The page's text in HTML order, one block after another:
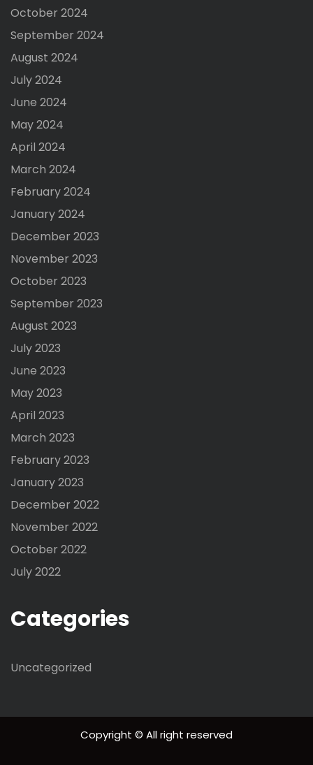
October 2024
September 2024
August 2024
July 2024
June 2024
May 2024
April 2024
March 2024
February 2024
January 2024
December 2023
November 2023
October 2023
September 2023
August 2023
July 2023
June 2023
May 2023
April 2023
March 2023
February 2023
January 2023
December 2022
November 2022
October 2022
July 2022
Categories
Uncategorized
Copyright © All right reserved